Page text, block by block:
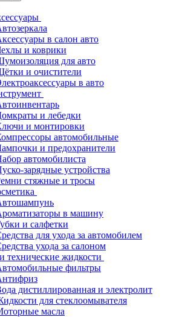
в салон авто
и коврики
для авто
и очистители
в авто
и лебедки
и монтировки
автомобильные
и предохранители
автомобилиста
зарядные устройства
стяжные и тросы
в машину
и салфетки
для ухода за автомобилем
ухода за салоном
технические жидкости
фильтры
дистиллированная и электролит
для стеклоомывателя
масла